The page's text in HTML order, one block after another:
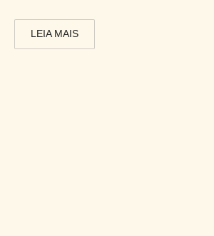
LEIA MAIS